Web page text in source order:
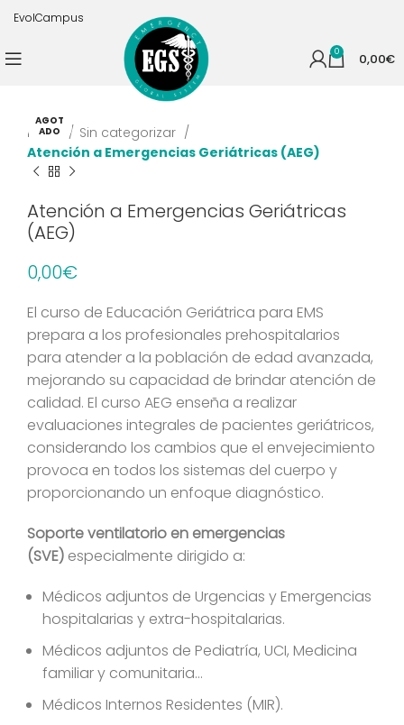
EvolCampus
0 0,00€
AGOT
ADO
Inicio
Sin categorizar
Atención a Emergencias Geriátricas (AEG)
Atención a Emergencias Geriátricas
(AEG)
0,00€
El curso de Educación Geriátrica para EMS
prepara a los profesionales prehospitalarios
para atender a la población de edad avanzada,
mejorando su capacidad de brindar atención de
calidad. El curso AEG enseña a realizar
evaluaciones integrales de pacientes geriátricos,
considerando los cambios que el envejecimiento
provoca en todos los sistemas del cuerpo y
proporcionando un enfoque diagnóstico.
Soporte ventilatorio en emergencias
(SVE) especialmente dirigido a:
Médicos adjuntos de Urgencias y Emergencias
hospitalarias y extra-hospitalarias.
Médicos adjuntos de Pediatría, UCI, Medicina
familiar y comunitaria…
Médicos Internos Residentes (MIR).